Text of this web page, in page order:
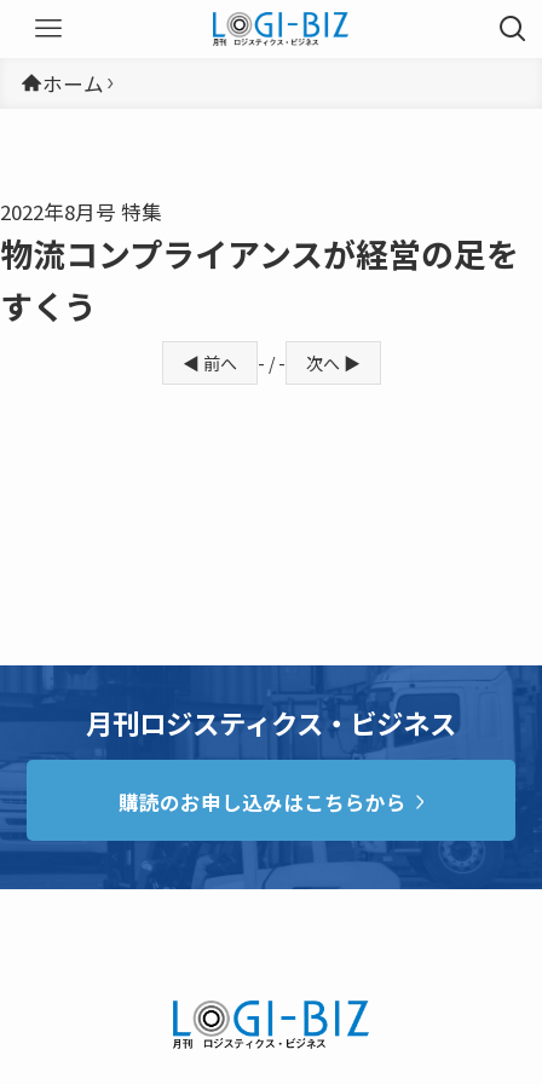
ホーム
2022年8月号 特集
物流コンプライアンスが経営の足を
すくう
◀ 前へ - / - 次へ ▶
月刊ロジスティクス・ビジネス
購読のお申し込みはこちらから